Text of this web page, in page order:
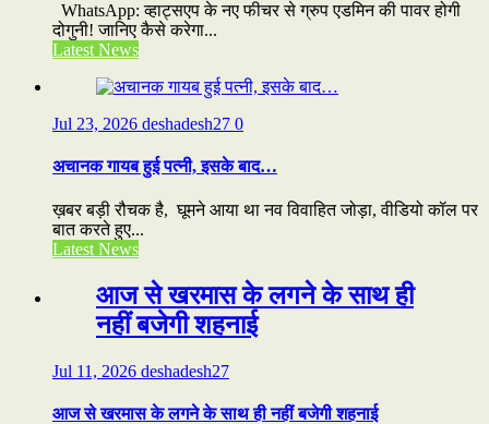
WhatsApp: व्हाट्सएप के नए फीचर से ग्रुप एडमिन की पावर होगी
दोगुनी! जानिए कैसे करेगा...
Latest News
Jul 23, 2026 deshadesh27 0
अचानक गायब हुई पत्नी, इसके बाद…
ख़बर बड़ी रौचक है, घूमने आया था नव विवाहित जोड़ा, वीडियो कॉल पर
बात करते हुए...
Latest News
आज से खरमास के लगने के साथ ही
नहीं बजेगी शहनाई
Jul 11, 2026 deshadesh27
आज से खरमास के लगने के साथ ही नहीं बजेगी शहनाई